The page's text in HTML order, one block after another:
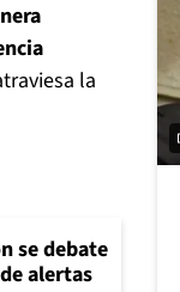
la
se debate
alertas